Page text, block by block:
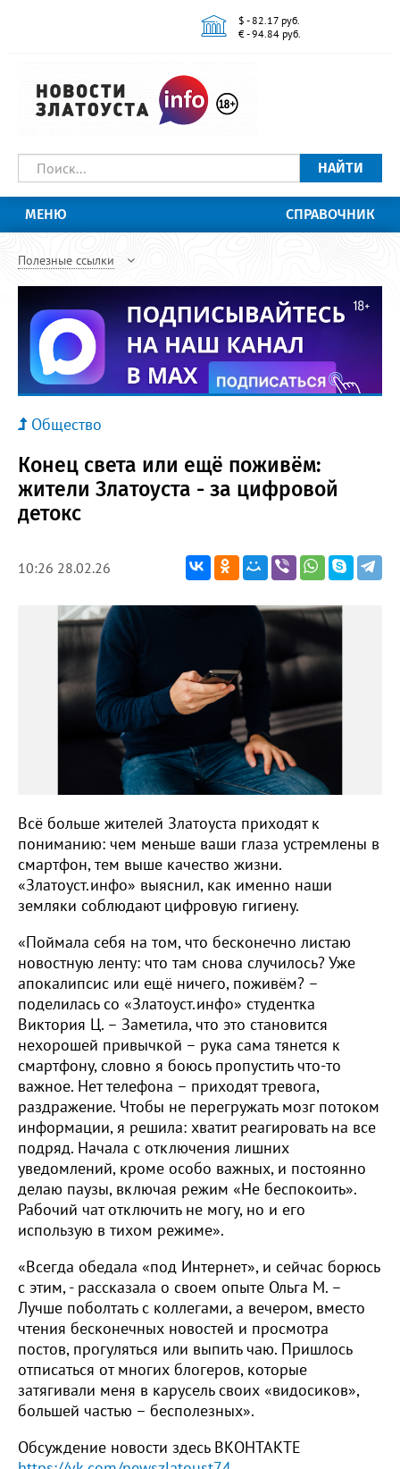
$ - 82.17 руб.
€ - 94.84 руб.
НАЙТИ
МЕНЮ СПРАВОЧНИК
Полезные ссылки
Общество
Конец света или ещё поживём:
жители Златоуста - за цифровой
детокс
10:26 28.02.26
Всё больше жителей Златоуста приходят к
пониманию: чем меньше ваши глаза устремлены в
смартфон, тем выше качество жизни.
«Златоуст.инфо» выяснил, как именно наши
земляки соблюдают цифровую гигиену.
«Поймала себя на том, что бесконечно листаю
новостную ленту: что там снова случилось? Уже
апокалипсис или ещё ничего, поживём? –
поделилась со «Златоуст.инфо» студентка
Виктория Ц. – Заметила, что это становится
нехорошей привычкой – рука сама тянется к
смартфону, словно я боюсь пропустить что-то
важное. Нет телефона – приходят тревога,
раздражение. Чтобы не перегружать мозг потоком
информации, я решила: хватит реагировать на все
подряд. Начала с отключения лишних
уведомлений, кроме особо важных, и постоянно
делаю паузы, включая режим «Не беспокоить».
Рабочий чат отключить не могу, но и его
использую в тихом режиме».
«Всегда обедала «под Интернет», и сейчас борюсь
с этим, - рассказала о своем опыте Ольга М. –
Лучше поболтать с коллегами, а вечером, вместо
чтения бесконечных новостей и просмотра
постов, прогуляться или выпить чаю. Пришлось
отписаться от многих блогеров, которые
затягивали меня в карусель своих «видосиков»,
большей частью – бесполезных».
Обсуждение новости здесь ВКОНТАКТЕ